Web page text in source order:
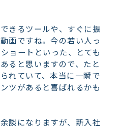
きるツールや、すぐに振
画ですね。今の若い人っ
ョートといった、とても
ると思いますので、たと
れていて、本当に一瞬で
ツがあると喜ばれるかも
談になりますが、新入社